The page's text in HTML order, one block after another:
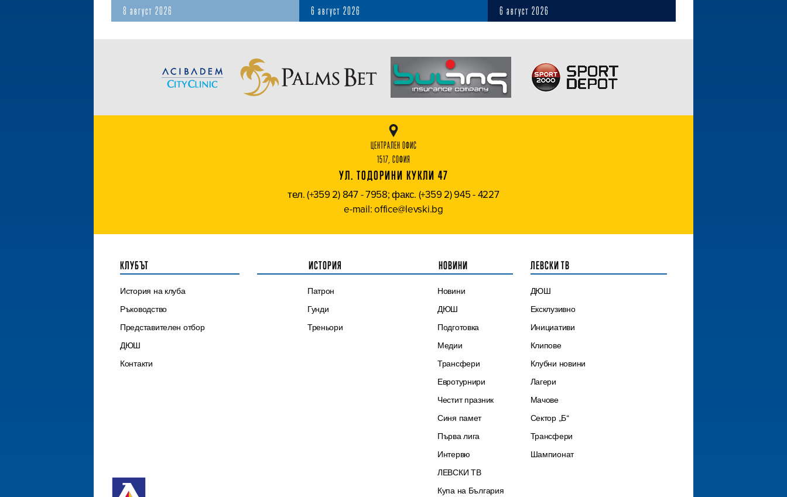
8 август 2026 6 август 2026 6 август 2026
ЦЕНТРАЛЕН ОФИС
1517, СОФИЯ
УЛ. ТОДОРИНИ КУКЛИ 47
тел. (+359 2) 847 - 7958; факс. (+359 2) 945 - 4227
e-mail: office@levski.bg
КЛУБЪТ
История на клуба
Ръководство
Представителен отбор
ДЮШ
Контакти
ИСТОРИЯ
Патрон
Гунди
Треньори
НОВИНИ
Новини
ДЮШ
Подготовка
Медии
Трансфери
Евротурнири
Честит празник
Синя памет
Първа лига
Интервю
ЛЕВСКИ ТВ
Купа на България
ЛЕВСКИ ТВ
ДЮШ
Ексклузивно
Инициативи
Клипове
Клубни новини
Лагери
Мачове
Сектор „Б“
Трансфери
Шампионат